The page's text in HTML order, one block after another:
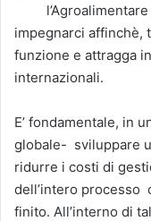
l’Agroalimentare
impegnarci affinchè,
funzione e attragga
internazionali.
E’ fondamentale, in
globale- sviluppare
ridurre i costi di
dell’intero processo
finito. All’interno di